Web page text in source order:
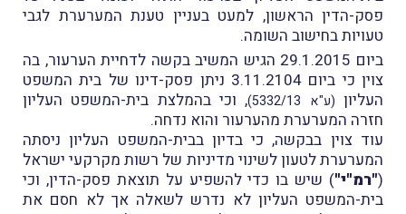
פסק-הדין הראשון, למעט בעניין טענת המערערת לגבי
טעויות בחישוב השומה.
ביום 29.1.2015 הגיש המשיב בקשה לדחיית הערעור, בה
צוין כי ביום 3.11.2104 ניתן פסק-דינו של בית המשפט
העליון (ע"א 5332/13)
, וכי בהמלצת בית-המשפט העליון
חזרה המערערת מהערעור והוא נדחה.
עוד צוין בבקשה, כי בדיון בבית-המשפט העליון ניסתה
המערערת לטעון לשינוי מדיניות של רשות מקרקעי ישראל
("רמ"י") שיש בו כדי להשפיע על תוצאת פסק-הדין, וכי
בית-המשפט העליון לא נדרש לשאלה אך לא חסם את